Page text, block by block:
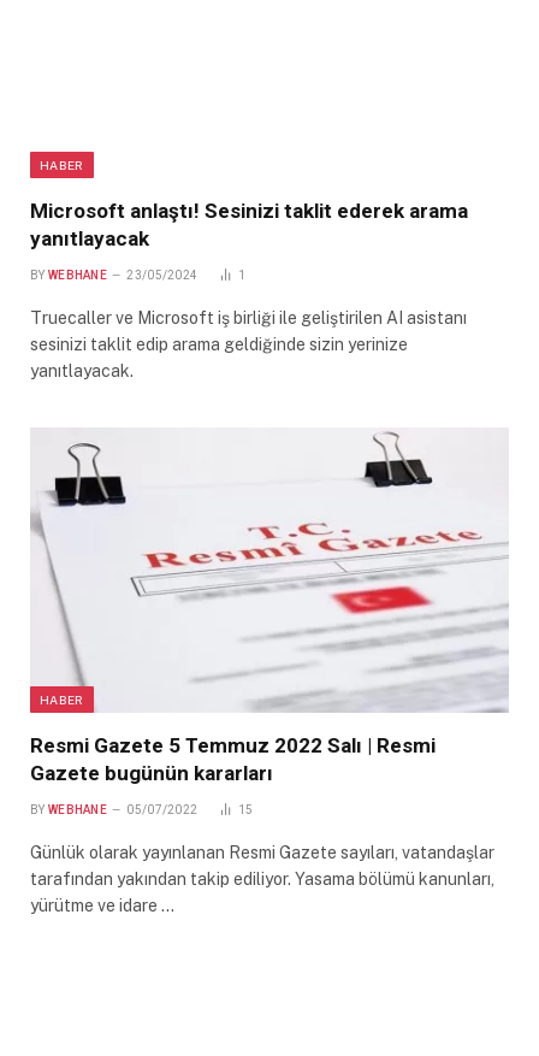
HABER
Microsoft anlaştı! Sesinizi taklit ederek arama
yanıtlayacak
BY WEBHANE 23/05/2024 1
Truecaller ve Microsoft iş birliği ile geliştirilen AI asistanı
sesinizi taklit edip arama geldiğinde sizin yerinize
yanıtlayacak.
HABER
Resmi Gazete 5 Temmuz 2022 Salı | Resmi
Gazete bugünün kararları
BY WEBHANE 05/07/2022 15
Günlük olarak yayınlanan Resmi Gazete sayıları, vatandaşlar
tarafından yakından takip ediliyor. Yasama bölümü kanunları,
yürütme ve idare …